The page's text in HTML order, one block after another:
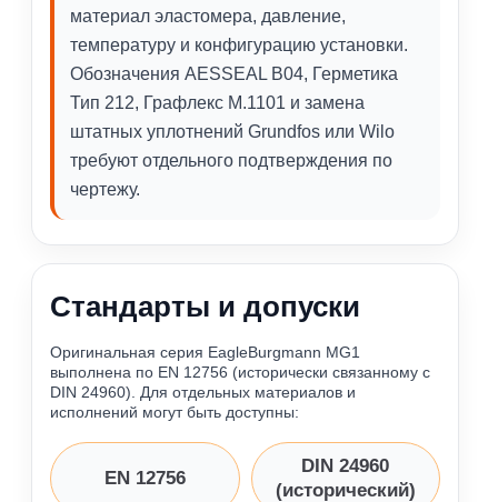
материал эластомера, давление,
температуру и конфигурацию установки.
Обозначения AESSEAL B04, Герметика
Тип 212, Графлекс М.1101 и замена
штатных уплотнений Grundfos или Wilo
требуют отдельного подтверждения по
чертежу.
Стандарты и допуски
Оригинальная серия EagleBurgmann MG1
выполнена по EN 12756 (исторически связанному с
DIN 24960). Для отдельных материалов и
исполнений могут быть доступны:
EN 12756
DIN 24960
(исторический)